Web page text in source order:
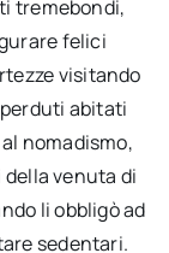
tremebondi,
felici
visitando
abitati
nomadismo,
venuta di
li obbligò ad
sedentari.